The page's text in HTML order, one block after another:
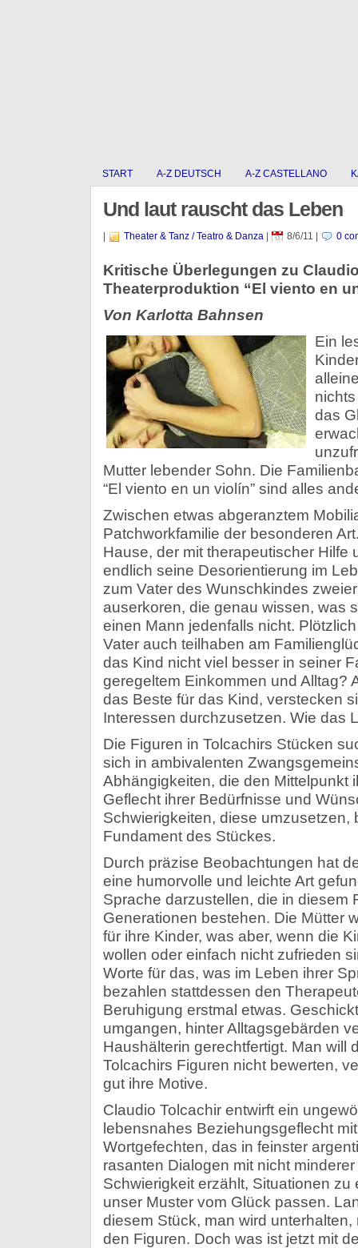
START A-Z DEUTSCH A-Z CASTELLANO
Und laut rauscht das Leben
Theater & Tanz / Teatro & Danza| 8/6/11 0
Kritische Überlegungen zu
Theaterproduktion “El viento en
Von Karlotta Bahnsen
Ein
das
Mutter lebender Sohn. Die
“El viento en un violín” sind alles
Zwischen etwas abgeranztem
Patchworkfamilie der besonderen
Hause, der mit therapeutischer Hilfe
endlich seine Desorientierung im
zum Vater des Wunschkindes
auserkoren, die genau wissen, was
einen Mann jedenfalls nicht.
Vater auch teilhaben am
das Kind nicht viel besser in seiner
geregeltem Einkommen und Alltag?
das Beste für das Kind, verstecken
Interessen durchzusetzen. Wie das
Die Figuren in Tolcachirs Stücken
sich in ambivalenten
Abhängigkeiten, die den Mittelpunkt
Geflecht ihrer Bedürfnisse und
Schwierigkeiten, diese umzusetzen,
Fundament des Stückes.
Durch präzise Beobachtungen hat
eine humorvolle und leichte Art
Sprache darzustellen, die in diesem
Generationen bestehen. Die Mütter
für ihre Kinder, was aber, wenn die
wollen oder einfach nicht zufrieden
Worte für das, was im Leben ihrer
bezahlen stattdessen den
Beruhigung erstmal etwas.
umgangen, hinter Alltagsgebärden
Haushälterin gerechtfertigt. Man will
Tolcachirs Figuren nicht bewerten,
gut ihre Motive.
Claudio Tolcachir entwirft ein
lebensnahes Beziehungsgeflecht
Wortgefechten, das in feinster
rasanten Dialogen mit nicht
Schwierigkeit erzählt, Situationen zu
unser Muster vom Glück passen.
diesem Stück, man wird
den Figuren. Doch was ist jetzt mit